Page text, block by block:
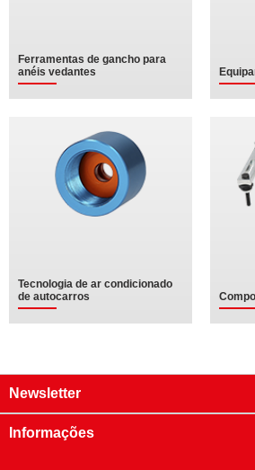
Ferramentas de gancho para
anéis vedantes
Tecnologia de ar condicionado
de autocarros
Newsletter
Informações